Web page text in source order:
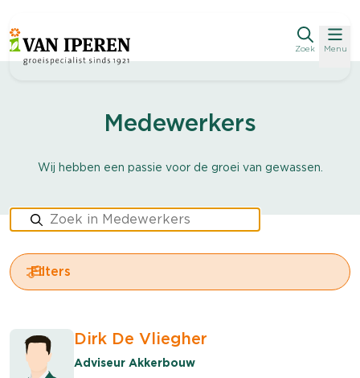
Zoek Menu
Medewerkers
Wij hebben een passie voor de groei van gewassen.
Filters
Dirk De Vliegher
Adviseur Akkerbouw